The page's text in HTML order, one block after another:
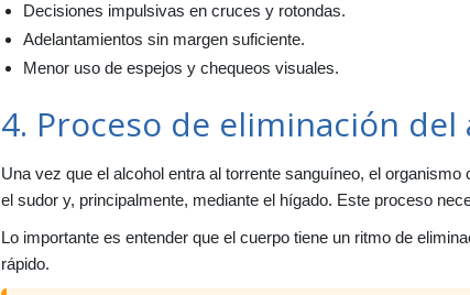
Decisiones impulsivas en cruces y rotondas.
Adelantamientos sin margen suficiente.
Menor uso de espejos y chequeos visuales.
4. Proceso de eliminación del
Una vez que el alcohol entra al torrente sanguíneo, el
el sudor y, principalmente, mediante el hígado. Este proceso
Lo importante es entender que el cuerpo tiene un ritmo de
rápido.